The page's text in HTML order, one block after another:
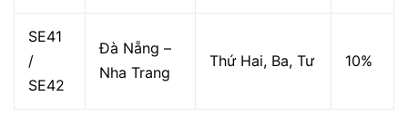
SE41
/
SE42
Đà Nẵng –
Nha Trang
Thứ Hai, Ba, Tư 10%